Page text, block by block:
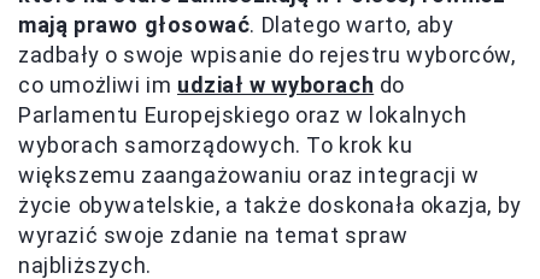
mają prawo głosować. Dlatego warto, aby
zadbały o swoje wpisanie do rejestru wyborców,
co umożliwi im udział w wyborach do
Parlamentu Europejskiego oraz w lokalnych
wyborach samorządowych. To krok ku
większemu zaangażowaniu oraz integracji w
życie obywatelskie, a także doskonała okazja, by
wyrazić swoje zdanie na temat spraw
najbliższych.